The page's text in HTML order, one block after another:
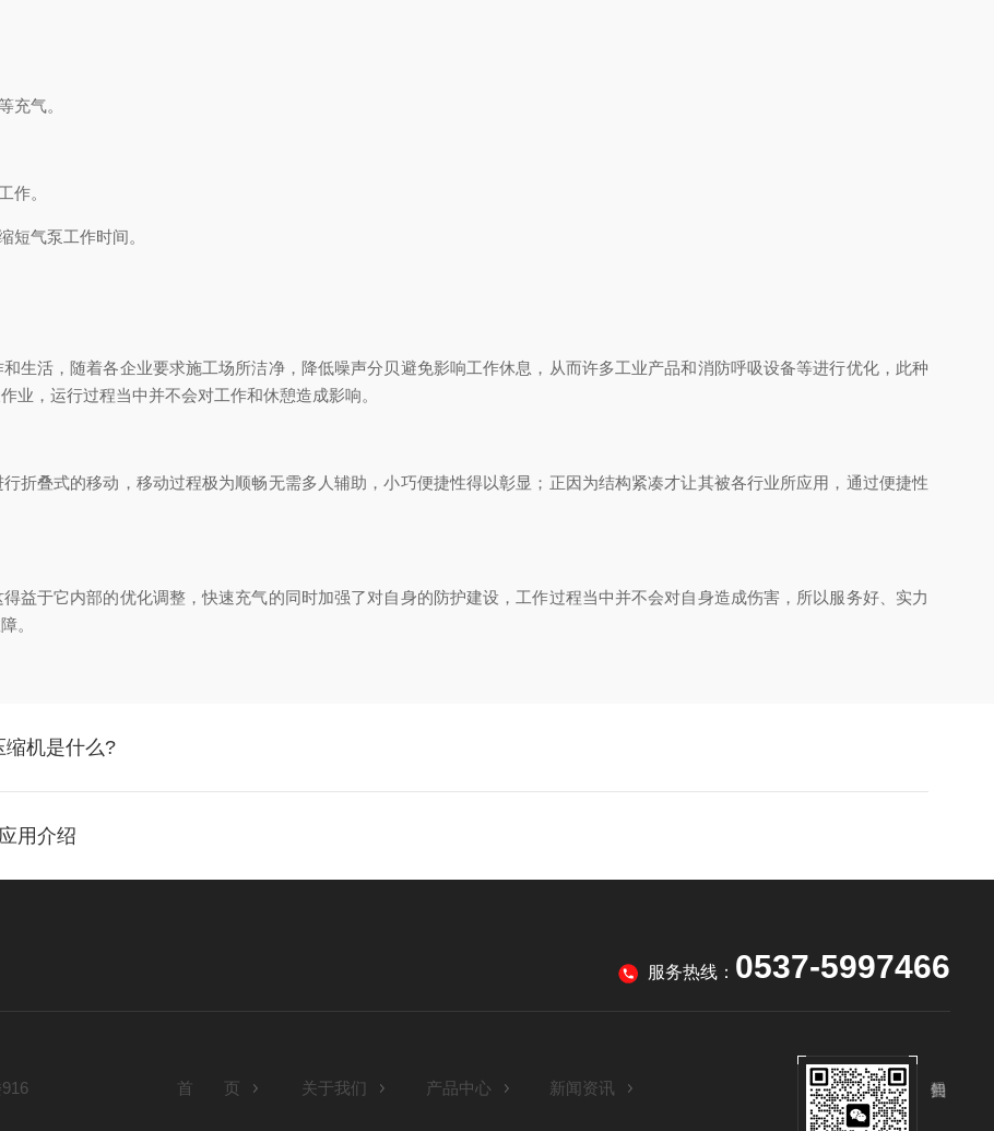
气。
作。
气泵工作时间。
活，随着各企业要求施工场所洁净，降低噪声分贝避免影响工作休息，从而许多工业产品和消防呼吸设备等进行优化，此种
业，运行过程当中并不会对工作和休憩造成影响。
叠式的移动，移动过程极为顺畅无需多人辅助，小巧便捷性得以彰显；正因为结构紧凑才让其被各行业所应用，通过便捷性
于它内部的优化调整，快速充气的同时加强了对自身的防护建设，工作过程当中并不会对自身造成伤害，所以服务好、实力
。
缩机是什么?
用介绍
服务热线： 0537-5997466
首 页 关于我们 产品中心 新闻资讯